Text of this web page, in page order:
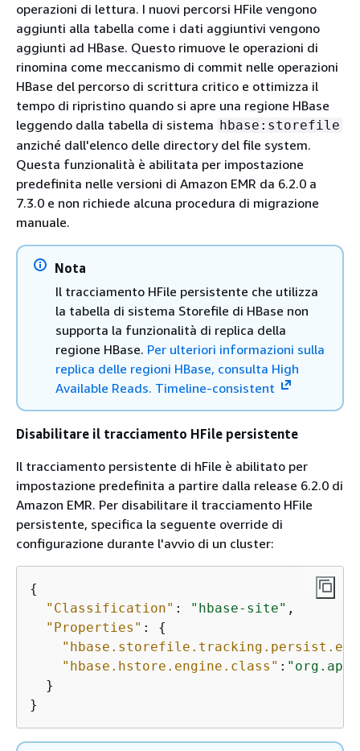
operazioni di lettura. I nuovi percorsi HFile vengono
aggiunti alla tabella come i dati aggiuntivi vengono
aggiunti ad HBase. Questo rimuove le operazioni di
rinomina come meccanismo di commit nelle operazioni
HBase del percorso di scrittura critico e ottimizza il
tempo di ripristino quando si apre una regione HBase
leggendo dalla tabella di sistema hbase:storefile
anziché dall'elenco delle directory del file system.
Questa funzionalità è abilitata per impostazione
predefinita nelle versioni di Amazon EMR da 6.2.0 a
7.3.0 e non richiede alcuna procedura di migrazione
manuale.
Nota
Il tracciamento HFile persistente che utilizza
la tabella di sistema Storefile di HBase non
supporta la funzionalità di replica della
regione HBase. Per ulteriori informazioni sulla
replica delle regioni HBase, consulta High
Available Reads. Timeline-consistent
Disabilitare il tracciamento HFile persistente
Il tracciamento persistente di hFile è abilitato per
impostazione predefinita a partire dalla release 6.2.0 di
Amazon EMR. Per disabilitare il tracciamento HFile
persistente, specifica la seguente override di
configurazione durante l'avvio di un cluster:
{
"Classification" : "hbase-site" ,
"Properties" : {
"hbase.hstore.engine.class" :
  }
}